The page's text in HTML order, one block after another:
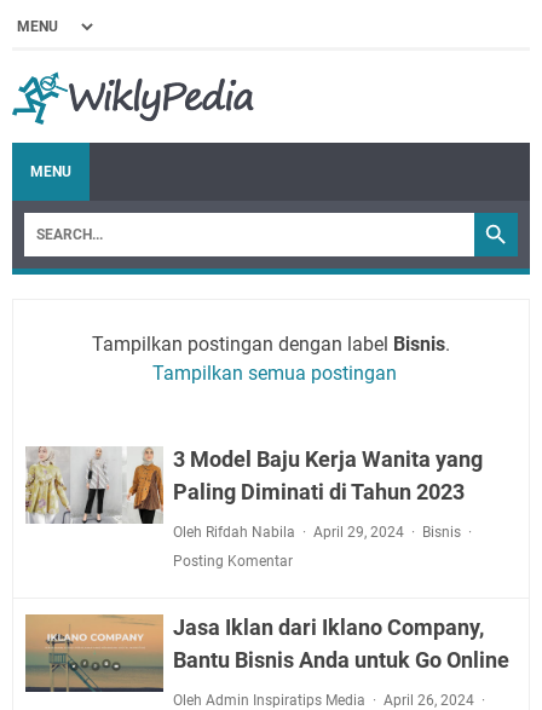
MENU
Tampilkan postingan dengan label Bisnis.
Tampilkan semua postingan
3 Model Baju Kerja Wanita yang
Paling Diminati di Tahun 2023
Oleh Rifdah Nabila April 29, 2024
Bisnis
Posting Komentar
Jasa Iklan dari Iklano Company,
Bantu Bisnis Anda untuk Go Online
Oleh Admin Inspiratips Media
April 26, 2024